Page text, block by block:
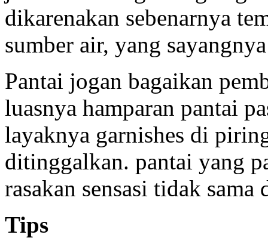
dikarenakan sebenarnya
sumber air, yang
Pantai jogan bagaikan
luasnya hamparan pantai
layaknya garnishes di
ditinggalkan. pantai yang
rasakan sensasi tidak
Tips